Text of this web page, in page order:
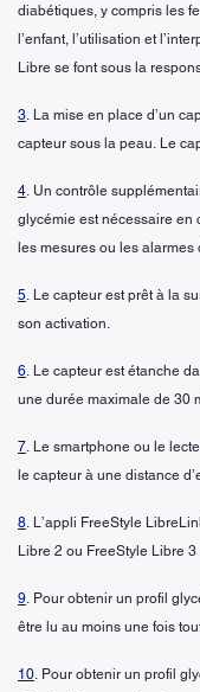
diabétiques, y compris les
l’enfant, l’utilisation et
Libre se font sous la
3. La mise en place d’un
capteur sous la peau. Le
4. Un contrôle
glycémie est nécessaire en
les mesures ou les alarmes
5. Le capteur est prêt à la
son activation.
6. Le capteur est étanche
une durée maximale de 30
7. Le smartphone ou le
le capteur à une distance
8. L’appli FreeStyle
Libre 2 ou FreeStyle Libre
9. Pour obtenir un profil
être lu au moins une fois
10. Pour obtenir un profil